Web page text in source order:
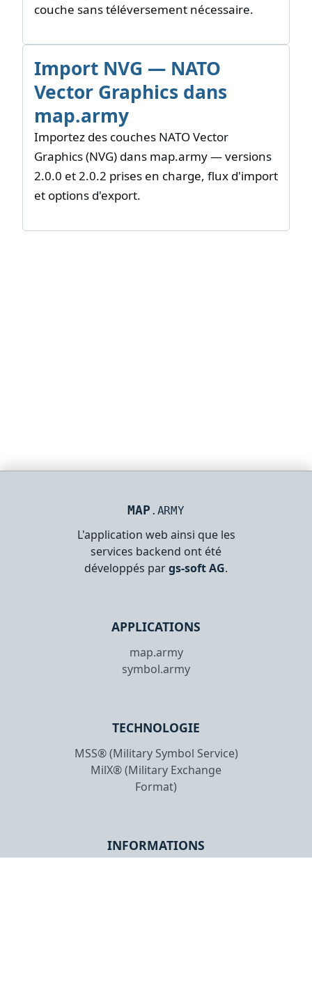
couche sans téléversement nécessaire.
Import NVG — NATO
Vector Graphics dans
map.army
Importez des couches NATO Vector
Graphics (NVG) dans map.army — versions
2.0.0 et 2.0.2 prises en charge, flux d'import
et options d'export.
MAP.ARMY
L'application web ainsi que les
services backend ont été
développés pargs-soft AG.
APPLICATIONS
map.army
symbol.army
TECHNOLOGIE
MSS® (Military Symbol Service)
MilX® (Military Exchange
Format)
INFORMATIONS